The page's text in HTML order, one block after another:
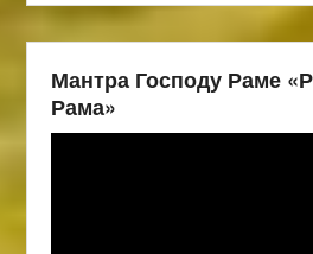
Мантра Господу Раме
Рама»